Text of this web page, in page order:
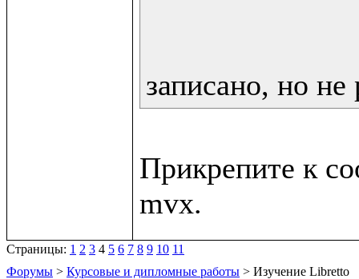
записано, но не
Прикрепите к
Страницы: 1 2 3 4 5 6 7 8 9 10 11
Форумы > Курсовые и дипломные работы > Изучение Libretto